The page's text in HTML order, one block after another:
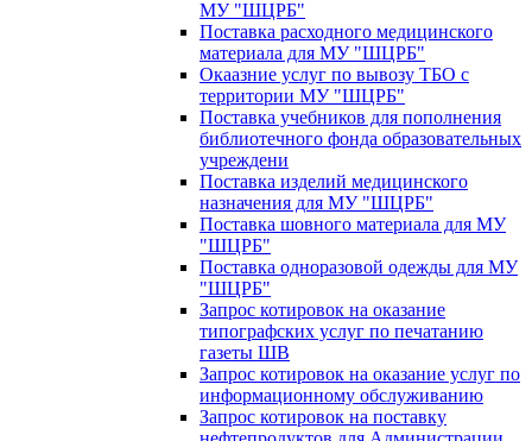
МУ "ШЦРБ"
Поставка расходного медицинского
материала для МУ "ШЦРБ"
Окаазние услуг по вывозу ТБО с
территории МУ "ШЦРБ"
Поставка учебников для пополнения
библиотечного фонда образовательных
учреждени
Поставка изделий медицинского
назначения для МУ "ШЦРБ"
Поставка шовного материала для МУ
"ШЦРБ"
Поставка одноразовой одежды для МУ
"ШЦРБ"
Запрос котировок на оказание
типографских услуг по печатанию
газеты ШВ
Запрос котировок на оказание услуг по
информационному обслуживанию
Запрос котировок на поставку